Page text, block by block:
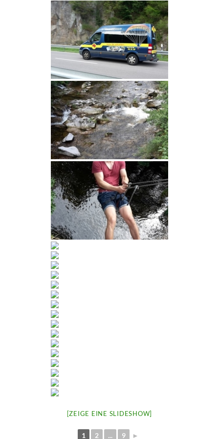
[ZEIGE EINE SLIDESHOW]
1 2 ... 9 ►